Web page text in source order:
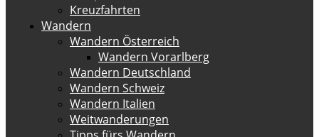
Kreuzfahrten
Wandern
Wandern Österreich
Wandern Vorarlberg
Wandern Deutschland
Wandern Schweiz
Wandern Italien
Weitwanderungen